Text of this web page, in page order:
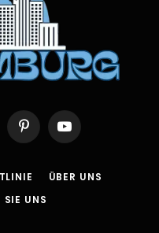
PinterestYouTube
ÜBER UNS
SIE UNS